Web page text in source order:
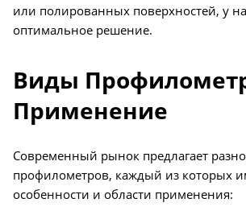
или полированных поверхностей, у
оптимальное решение.
Виды
Применение
Современный рынок предлагает
профилометров, каждый из которых
особенности и области применения: